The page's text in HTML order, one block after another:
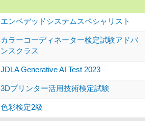
エンベデッドシステムスペシャリスト
カラーコーディネーター検定試験アドバ
ンスクラス
JDLA Generative AI Test 2023
3Dプリンター活用技術検定試験
色彩検定2級